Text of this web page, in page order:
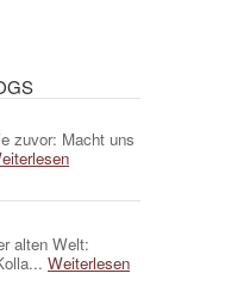
zuvor: Macht uns
alten Welt:
Weiterlesen